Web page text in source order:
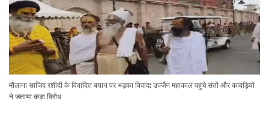
मौलाना साजिद रशीदी के विवादित बयान पर भड़का विवाद: उज्जैन महाकाल पहुंचे संतों और कांवड़ियों
ने जताया कड़ा विरोध